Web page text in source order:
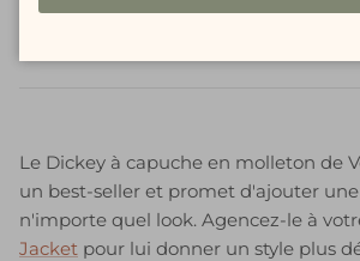
Habituellement prête en 24 heures
Le Dickey à capuche en molleton de
un best-seller et promet d'ajouter
n'importe quel look. Agencez-le à
Jacket pour lui donner un style plus